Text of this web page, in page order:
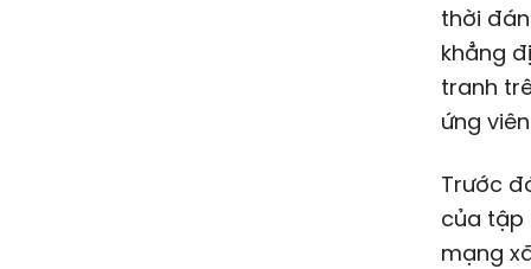
thời
khẳng
tranh
ứng
Trước
của tập
mạng